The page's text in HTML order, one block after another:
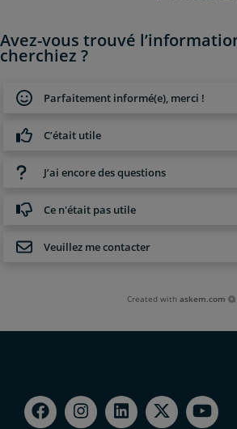
Avez-vous trouvé
cherchiez ?
Parfaitement informé(e), merci !
C’était utile
J’ai encore des questions
Ce n'était pas utile
Veuillez me contacter
Created withaskem.com